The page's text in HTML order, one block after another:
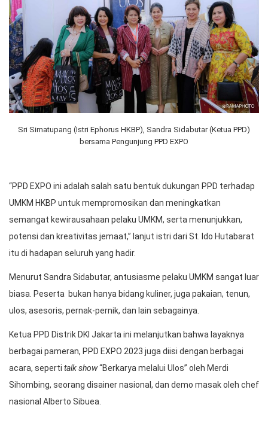
Sri Simatupang (Istri Ephorus HKBP), Sandra Sidabutar (Ketua PPD)
bersama Pengunjung PPD EXPO
“PPD EXPO ini adalah salah satu bentuk dukungan PPD terhadap
UMKM HKBP untuk mempromosikan dan meningkatkan
semangat kewirausahaan pelaku UMKM, serta menunjukkan,
potensi dan kreativitas jemaat,” lanjut istri dari St. Ido Hutabarat
itu di hadapan seluruh yang hadir.
Menurut Sandra Sidabutar, antusiasme pelaku UMKM sangat luar
biasa. Peserta bukan hanya bidang kuliner, juga pakaian, tenun,
ulos, asesoris, pernak-pernik, dan lain sebagainya.
Ketua PPD Distrik DKI Jakarta ini melanjutkan bahwa layaknya
berbagai pameran, PPD EXPO 2023 juga diisi dengan berbagai
acara, seperti talk show“Berkarya melalui Ulos” oleh Merdi
Sihombing, seorang disainer nasional, dan demo masak oleh chef
nasional Alberto Sibuea.